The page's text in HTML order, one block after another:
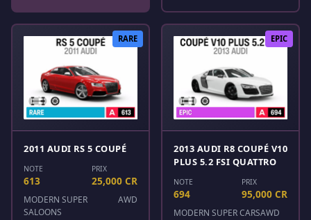
RARE
2011 AUDI RS 5 COUPÉ
NOTE
613
PRIX
25,000 CR
MODERN SUPER
SALOONS
AWD
EPIC
2013 AUDI R8 COUPÉ V10
PLUS 5.2 FSI QUATTRO
NOTE
694
PRIX
95,000 CR
MODERN SUPER CARSAWD